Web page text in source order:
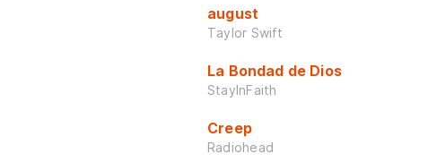
august
Taylor Swift
La Bondad de Dios
StayInFaith
Creep
Radiohead